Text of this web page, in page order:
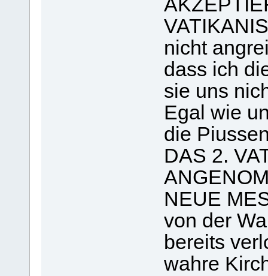
nicht
dass ich
sie uns
Egal wie
die
DAS 2.
NEUE
von der
bereits
wahre